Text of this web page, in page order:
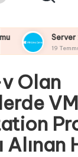
Server 2025
19 Temmuz 2025
Olan
Alınan